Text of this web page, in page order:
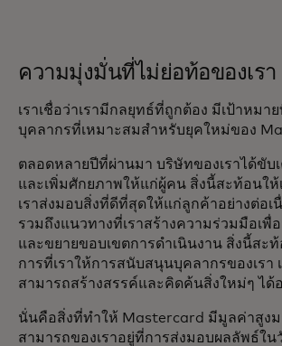
ความมุ่งมั่นที่ไม่ย่อท้อของเรา
เราเชื่อว่าเรามีกลยุทธ์ที่ถูกต้อง มีเป้าหมา
บุคลากรที่เหมาะสมสำหรับยุคใหม่ของ
ตลอดหลายปีที่ผ่านมา บริษัทของเราได้ขับ
และเพิ่มศักยภาพให้แก่ผู้คน สิ่งนี้สะท้อนให้
เราส่งมอบสิ่งที่ดีที่สุดให้แก่ลูกค้าอย่างต่อเ
รวมถึงแนวทางที่เราสร้างความร่วมมือเพื่
และขยายขอบเขตการดำเนินงาน สิ่งนี้สะ
การที่เราให้การสนับสนุนบุคลากรของเรา
สามารถสร้างสรรค์และคิดค้นสิ่งใหม่ๆ ได้
นั่นคือสิ่งที่ทำให้ Mastercard มีมูลค่าสูงม
สามารถของเราอยู่ที่การส่งมอบผลลัพธ์ใ